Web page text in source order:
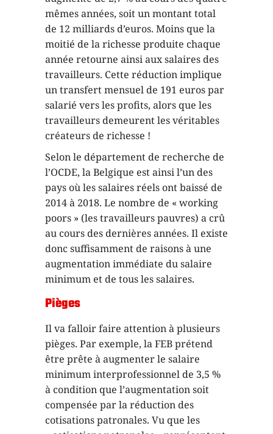
mêmes années, soit un montant total
de 12 milliards d’euros. Moins que la
moitié de la richesse produite chaque
année retourne ainsi aux salaires des
travailleurs. Cette réduction implique
un transfert mensuel de 191 euros par
salarié vers les profits, alors que les
travailleurs demeurent les véritables
créateurs de richesse !
Selon le département de recherche de
l’OCDE, la Belgique est ainsi l’un des
pays où les salaires réels ont baissé de
2014 à 2018. Le nombre de « working
poors » (les travailleurs pauvres) a crû
au cours des dernières années. Il existe
donc suffisamment de raisons à une
augmentation immédiate du salaire
minimum et de tous les salaires.
Pièges
Il va falloir faire attention à plusieurs
pièges. Par exemple, la FEB prétend
être prête à augmenter le salaire
minimum interprofessionnel de 3,5 %
à condition que l’augmentation soit
compensée par la réduction des
cotisations patronales. Vu que les